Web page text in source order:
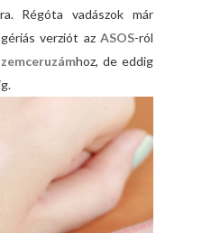
Régóta vadászok már
verziót az ASOS-ról
hoz, de eddig